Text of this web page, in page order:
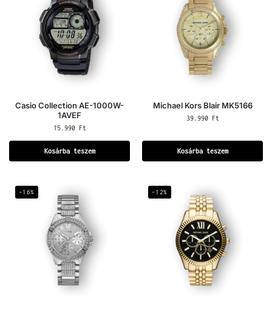
Casio Collection AE-1000W-
1AVEF
15.990 Ft
Kosárba teszem
Michael Kors Blair MK5166
39.990 Ft
Kosárba teszem
-16% -12%